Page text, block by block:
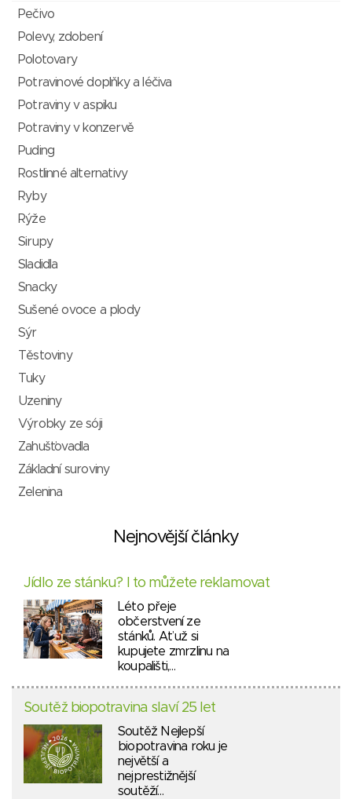
Pečivo
Polevy, zdobení
Polotovary
Potravinové doplňky a léčiva
Potraviny v aspiku
Potraviny v konzervě
Puding
Rostlinné alternativy
Ryby
Rýže
Sirupy
Sladidla
Snacky
Sušené ovoce a plody
Sýr
Těstoviny
Tuky
Uzeniny
Výrobky ze sóji
Zahušťovadla
Základní suroviny
Zelenina
Nejnovější články
Jídlo ze stánku? I to můžete reklamovat
Léto přeje
občerstvení ze
stánků. Ať už si
kupujete zmrzlinu na
koupališti,…
Soutěž biopotravina slaví 25 let
Soutěž Nejlepší
biopotravina roku je
největší a
nejprestižnější
soutěží…